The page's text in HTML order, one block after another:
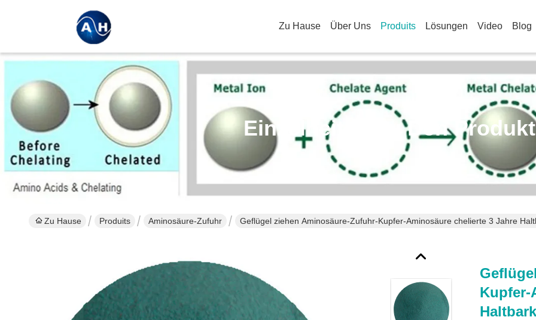
Zu Hause Über Uns Produits Lösungen Video Blog
Einzelheiten Zu Den
Zu Hause Produits Aminosäure-Zufuhr Geflügel ziehen Aminosäure-Zufuhr-Kupfer-Aminosäure chelierte 3 Jahre
Kupfer-